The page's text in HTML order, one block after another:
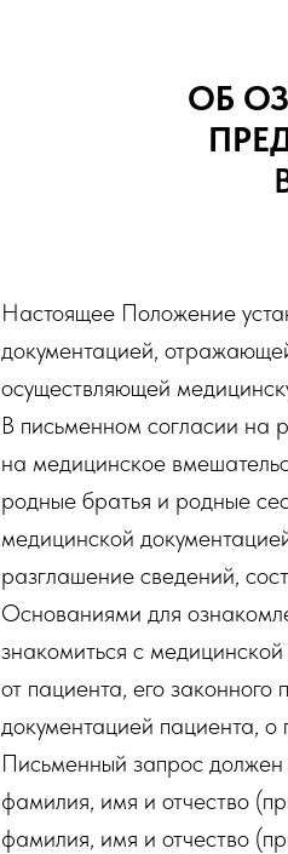
ОБ
Настоящее Положение
документацией,
осуществляющей
В письменном согласии на
на медицинское
родные братья и родные
медицинской
разглашение сведений,
Основаниями для
знакомиться с
от пациента, его
документацией пациента,
Письменный запрос
фамилия, имя и отчество
фамилия, имя и отчество